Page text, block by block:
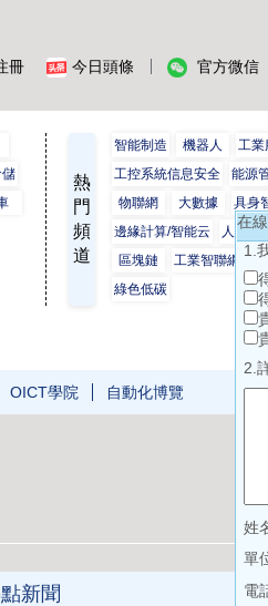
冊 今日頭條 官方微信
熱
門
頻
道
智能制造 機器人
工業
工控系統信息安全
能源
物聯網
大數據
具身
邊緣計算/智能云
人工智
區塊鏈
工業智聯網
數
綠色低碳
OICT學院 自動化博覽
新聞
在
1.
2.
姓
單
電